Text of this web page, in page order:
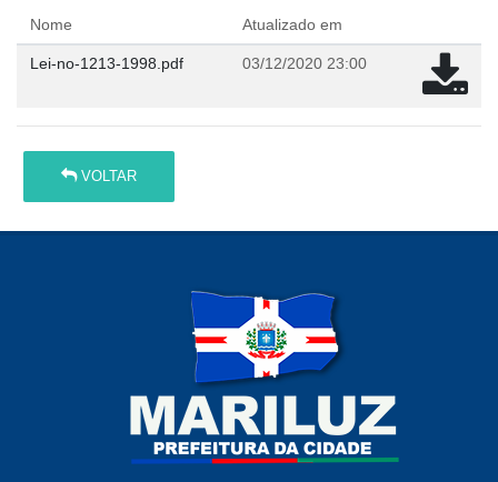
Nome Atualizado em
Lei-no-1213-1998.pdf 03/12/2020 23:00
VOLTAR